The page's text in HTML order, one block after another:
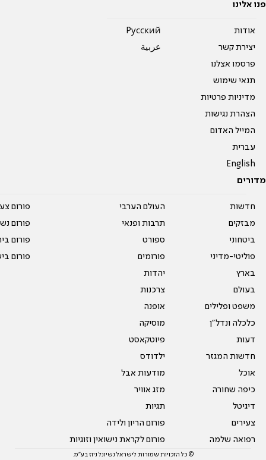
פנו אלינו
אודות
יצירת קשר
פרסמו אצלנו
תנאי שימוש
מדיניות פרטיות
הצהרת נגישות
המייל האדום
עברית
English
Pусский
عربية
מדורים
חדשות
מבזקים
ביטחוני
פוליטי-מדיני
בארץ
בעולם
משפט ופלילים
כלכלה ונדל"ן
דעות
חדשות המגזר
אוכל
כיפה שחורה
דיגיטל
צעירים
רפואה שלמה
העולם הערבי
תרבות ופנאי
ספורט
פורומים
יהדות
צרכנות
אופנה
מוסיקה
פיוטקאסט
ילדודס
מודעות אבל
מזג אוויר
תגיות
פורום הריון ולידה
פורום לקראת נישואין וזוגיות
פורום
פורום
פורום
פורום
© כל הזכויות שמורות לישראל נשיונל ניוז בע"מ.